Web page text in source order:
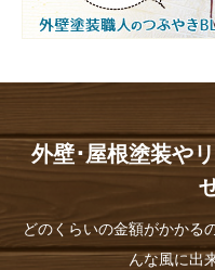
外壁･屋根塗装や
どのくらいの金額がかかる
んな風に出